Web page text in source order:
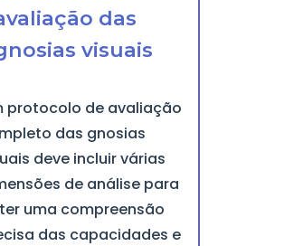
das
visuais
protocolo de avaliação
das gnosias
deve incluir várias
de análise para
uma compreensão
das capacidades e